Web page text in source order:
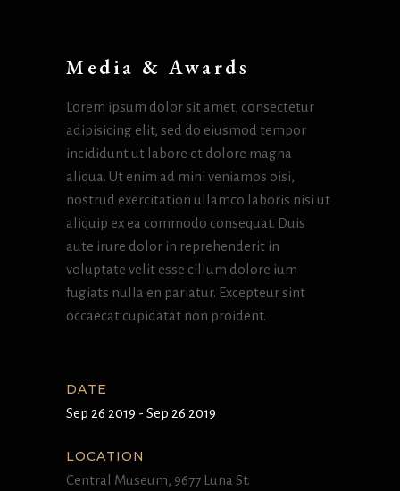
Media & Awards
Lorem ipsum dolor sit amet, consectetur
adipisicing elit, sed do eiusmod tempor
incididunt ut labore et dolore magna
aliqua. Ut enim ad mini veniamos oisi,
nostrud exercitation ullamco laboris nisi ut
aliquip ex ea commodo consequat. Duis
aute irure dolor in reprehenderit in
voluptate velit esse cillum dolore ium
fugiats nulla en pariatur. Excepteur sint
occaecat cupidatat non proident.
DATE
Sep 26 2019 - Sep 26 2019
LOCATION
Central Museum, 9677 Luna St.